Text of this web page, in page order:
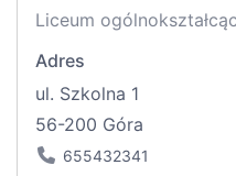
Liceum
Adres
ul. Szkolna 1
56-200 Góra
655432341